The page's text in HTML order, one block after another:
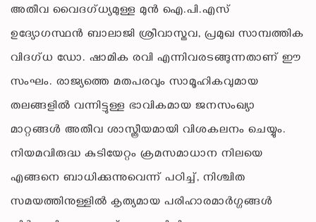
അതീവ വൈദഗ്ധ്യമുള്ള മുൻ ഐ.പി.എസ്
ഉദ്യോഗസ്ഥൻ ബാലാജി ശ്രീവാസ്തവ, പ്രമുഖ സാമ്പത്തിക
വിദഗ്ധ ഡോ. ഷാമിക രവി എന്നിവരടങ്ങുന്നതാണ് ഈ
സംഘം. രാജ്യത്തെ മതപരവും സാമൂഹികവുമായ
തലങ്ങളിൽ വന്നിട്ടുള്ള ഭാവികമായ ജനസംഖ്യാ
മാറ്റങ്ങൾ അതീവ ശാസ്ത്രീയമായി വിശകലനം ചെയ്യും.
നിയമവിരുദ്ധ കുടിയേറ്റം ക്രമസമാധാന നിലയെ
എങ്ങനെ ബാധിക്കുന്നുവെന്ന് പഠിച്ച്, നിശ്ചിത
സമയത്തിനുള്ളിൽ കൃത്യമായ പരിഹാരമാർഗ്ഗങ്ങൾ